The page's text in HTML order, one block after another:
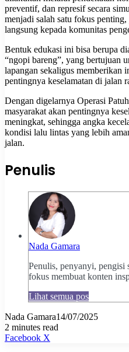
preventif, dan represif secara
menjadi salah satu fokus
langsung kepada komunitas
Bentuk edukasi ini bisa berupa
“ngopi bareng”, yang bertujuan
lapangan sekaligus memberikan
pentingnya keselamatan di jalan
Dengan digelarnya Operasi
masyarakat akan pentingnya
meningkat, sehingga angka
kondisi lalu lintas yang lebih
jalan.
Penulis
Nada Gamara
Penulis, penyanyi, pengisi
fokus membuat konten
Lihat semua pos
Nada Gamara14/07/2025
2 minutes read
Facebook X